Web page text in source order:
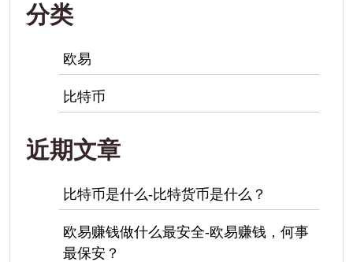
分类
欧易
比特币
近期文章
比特币是什么-比特货币是什么？
欧易赚钱做什么最安全-欧易赚钱，何事
最保安？